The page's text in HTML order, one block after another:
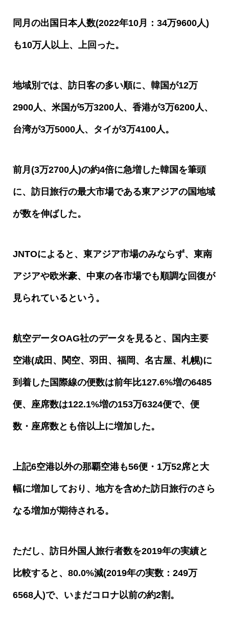
同月の出国日本人数(2022年10月： 34万9600人)
も10万人以上、上回った。
地域別では、訪日客の多い順に、韓国が12万
2900人、米国が5万3200人、香港が3万6200人、
台湾が3万5000人、タイが3万4100人。
前月 (3万2700人)の約4倍に急増した韓国を筆頭
に、訪日旅行の最大市場である東アジアの国地域
が数を伸ばした。
JNTOによると、東アジア市場のみならず、東南
アジアや欧米豪、中東の各市場でも順調な回復が
見られているという。
航空データOAG社のデータを見ると、国内主要
空港(成田、関空、羽田、福岡、名古屋、札幌)に
到着した国際線の便数は前年比127.6%増の6485
便、座席数は122.1%増の153万6324便で、便
数・座席数とも倍以上に増加した。
上記6空港以外の那覇空港も56便・ 1万52席と大
幅に増加しており、地方を含めた訪日旅行のさら
なる増加が期待される。
ただし、訪日外国人旅行者数を2019年の実績と
比較すると、 80.0%減(2019年の実数： 249万
6568人)で、いまだコロナ以前の約2割。